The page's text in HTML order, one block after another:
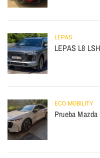
LEPAS
LEPAS L8
ECO MOBILITY
Prueba Mazda